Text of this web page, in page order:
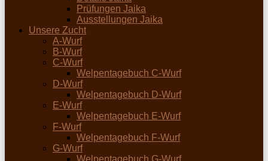
Prüfungen Jaika
Ausstellungen Jaika
Unsere Zucht
A-Wurf
B-Wurf
C-Wurf
Welpentagebuch C-Wurf
D-Wurf
Welpentagebuch D-Wurf
E-Wurf
Welpentagebuch E-Wurf
F-Wurf
Welpentagebuch F-Wurf
G-Wurf
Welpentagebuch G-Wurf